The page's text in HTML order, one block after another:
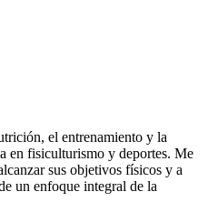
el entrenamiento y la
en fisiculturismo y deportes. Me
sus objetivos físicos y a
un enfoque integral de la